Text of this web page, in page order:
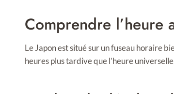
Comprendre l’heure
Le Japon est situé sur un fuseau horaire
heures plus tardive que l’heure